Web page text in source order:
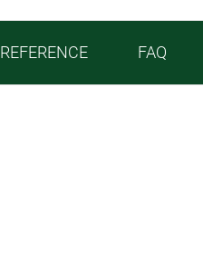
REFERENCE FAQ